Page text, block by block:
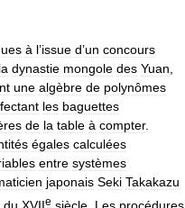
à l’issue d’un concours
la dynastie mongole des Yuan
une algèbre de polynômes
les baguettes
de la table à compter.
égales calculées
entre systèmes
japonais Seki Takakazu
e